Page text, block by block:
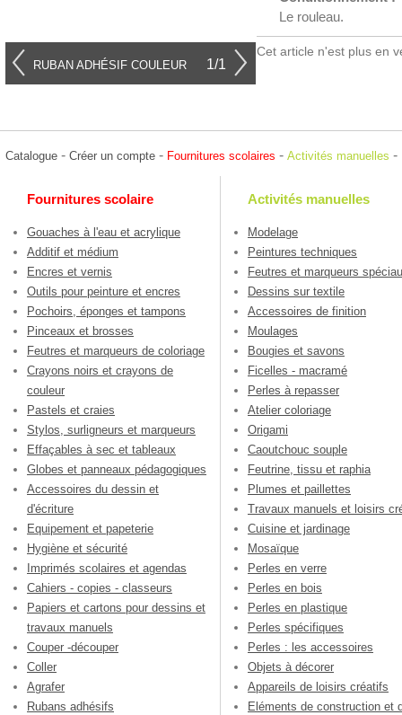
RUBAN ADHÉSIF COULEUR 1/1
Le rouleau.
Cet article n'est plus en
Catalogue - Créer un compte - Fournitures scolaires - Activités manuelles -
Fournitures scolaire
Gouaches à l'eau et acrylique
Additif et médium
Encres et vernis
Outils pour peinture et encres
Pochoirs, éponges et tampons
Pinceaux et brosses
Feutres et marqueurs de coloriage
Crayons noirs et crayons de
couleur
Pastels et craies
Stylos, surligneurs et marqueurs
Effaçables à sec et tableaux
Globes et panneaux pédagogiques
Accessoires du dessin et
d'écriture
Equipement et papeterie
Hygiène et sécurité
Imprimés scolaires et agendas
Cahiers - copies - classeurs
Papiers et cartons pour dessins et
travaux manuels
Couper -découper
Coller
Agrafer
Rubans adhésifs
Activités manuelles
Modelage
Peintures techniques
Feutres et marqueurs
Dessins sur textile
Accessoires de finition
Moulages
Bougies et savons
Ficelles - macramé
Perles à repasser
Atelier coloriage
Origami
Caoutchouc souple
Feutrine, tissu et raphia
Plumes et paillettes
Travaux manuels et loisirs
Cuisine et jardinage
Mosaïque
Perles en verre
Perles en bois
Perles en plastique
Perles spécifiques
Perles : les accessoires
Objets à décorer
Appareils de loisirs créatifs
Eléments de construction et